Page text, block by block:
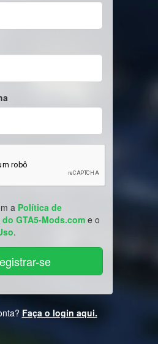
a Política de
GTA5-Mods.com e o
.
Faça o login aqui.